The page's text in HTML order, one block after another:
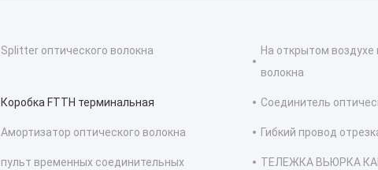
Splitter оптического волокна
На открытом воздухе
волокна
Коробка FTTH терминальная Соединитель
Амортизатор оптического волокна Гибкий провод
пульт временных соединительных
ТЕЛЕЖКА ВЬЮРКА